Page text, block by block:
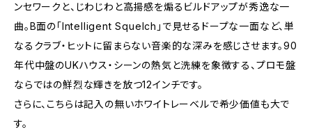
ンセワークと、じわじわと高揚感を煽るビルドアップが秀逸な一
曲。B面の「Intelligent Squelch」で見せるドープな一面など、単
なるクラブ・ヒットに留まらない音楽的な深みを感じさせます。90
年代中盤のUKハウス・シーンの熱気と洗練を象徴する、プロモ盤
ならではの鮮烈な輝きを放つ12インチです。
さらに、こちらは記入の無いホワイトレーベルで希少価値も大で
す。